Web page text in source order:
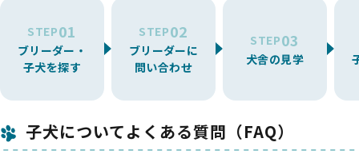
STEP01
ブリーダー・
子犬を探す
STEP02
ブリーダーに
問い合わせ
STEP03
犬舎の見学
子犬についてよくある質問（FAQ）